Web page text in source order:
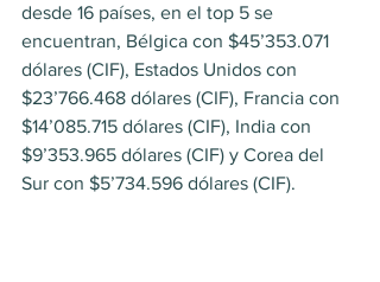
desde 16 países, en el top 5 se
encuentran, Bélgica con $45’353.071
dólares (CIF), Estados Unidos con
$23’766.468 dólares (CIF), Francia con
$14’085.715 dólares (CIF), India con
$9’353.965 dólares (CIF) y Corea del
Sur con $5’734.596 dólares (CIF).